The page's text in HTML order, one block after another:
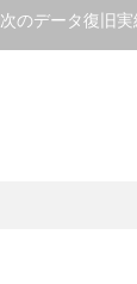
次のデータ復旧実